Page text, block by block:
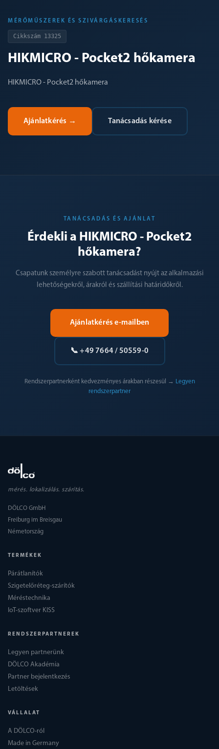
MÉRŐMŰSZEREK ÉS SZIVÁRGÁSKERESÉS
Cikkszám 13325
HIKMICRO - Pocket2 hőkamera
HIKMICRO - Pocket2 hőkamera
Ajánlatkérés → Tanácsadás kérése
TANÁCSADÁS ÉS AJÁNLAT
Érdekli a HIKMICRO - Pocket2
hőkamera?
Csapatunk személyre szabott tanácsadást nyújt az alkalmazási
lehetőségekről, árakról és szállítási határidőkről.
Ajánlatkérés e-mailben
📞 +49 7664 / 50559-0
Rendszerpartnerként kedvezményes árakban részesül →
Legyen
rendszerpartner
mérés. lokalizálás. szárítás.
DÖLCO GmbH
Freiburg im Breisgau
Németország
TERMÉKEK
Párátlanítók
Szigetelőréteg-szárítók
Méréstechnika
IoT-szoftver KISS
RENDSZERPARTNEREK
Legyen partnerünk
DÖLCO Akadémia
Partner bejelentkezés
Letöltések
VÁLLALAT
A DÖLCO-ról
Made in Germany